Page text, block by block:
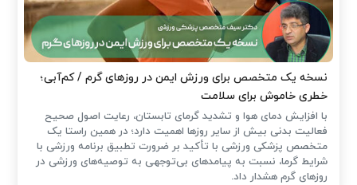
نسخه یک متخصص برای ورزش ایمن در روزهای گرم / کم‌آبی؛
خطری خاموش برای سلامت
با افزایش دمای هوا و تشدید گرمای تابستان، رعایت اصول صحیح
فعالیت بدنی بیش از سایر روزها اهمیت دارد؛ در همین راستا یک
متخصص پزشکی ورزشی با تأکید بر ضرورت تطبیق برنامه ورزشی با
شرایط گرما، نسبت به پیامدهای بی‌توجهی به توصیه‌های ورزشی در
روزهای گرم هشدار داد.